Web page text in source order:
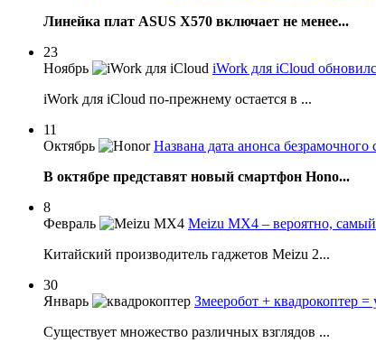
Линейка плат ASUS X570 включает не менее...
23
Ноябрь
iWork для iCloud
iWork для iCloud по-прежнему остается в ...
11
Октябрь
Названа дата анонса
В октябре представят новый смартфон Hono...
8
Февраль
Meizu MX4 – вероятно,
Китайский производитель гаджетов Meizu 2...
30
Январь
Змееробот + квадрокоптер
Существует множество различных взглядов ...